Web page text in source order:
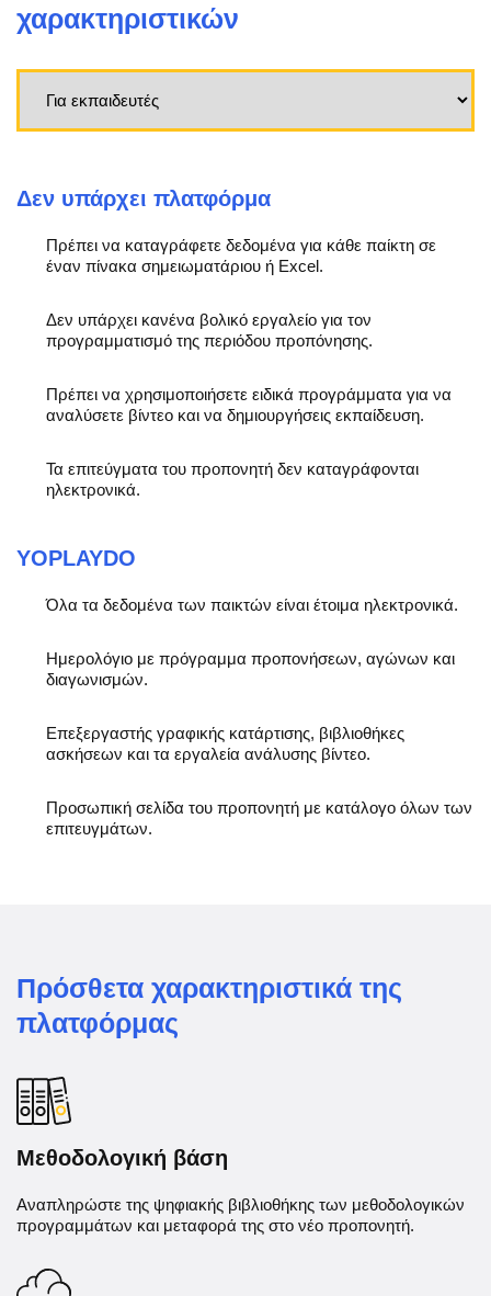
χαρακτηριστικών
Δεν υπάρχει πλατφόρμα
Πρέπει να καταγράφετε δεδομένα για κάθε παίκτη σε
έναν πίνακα σημειωματάριου ή Excel.
Δεν υπάρχει κανένα βολικό εργαλείο για τον
προγραμματισμό της περιόδου προπόνησης.
Πρέπει να χρησιμοποιήσετε ειδικά προγράμματα για να
αναλύσετε βίντεο και να δημιουργήσεις εκπαίδευση.
Τα επιτεύγματα του προπονητή δεν καταγράφονται
ηλεκτρονικά.
YOPLAYDO
Όλα τα δεδομένα των παικτών είναι έτοιμα ηλεκτρονικά.
Ημερολόγιο με πρόγραμμα προπονήσεων, αγώνων και
διαγωνισμών.
Επεξεργαστής γραφικής κατάρτισης, βιβλιοθήκες
ασκήσεων και τα εργαλεία ανάλυσης βίντεο.
Προσωπική σελίδα του προπονητή με κατάλογο όλων των
επιτευγμάτων.
Πρόσθετα χαρακτηριστικά της
πλατφόρμας
Μεθοδολογική βάση
Αναπληρώστε της ψηφιακής βιβλιοθήκης των μεθοδολογικών
προγραμμάτων και μεταφορά της στο νέο προπονητή.